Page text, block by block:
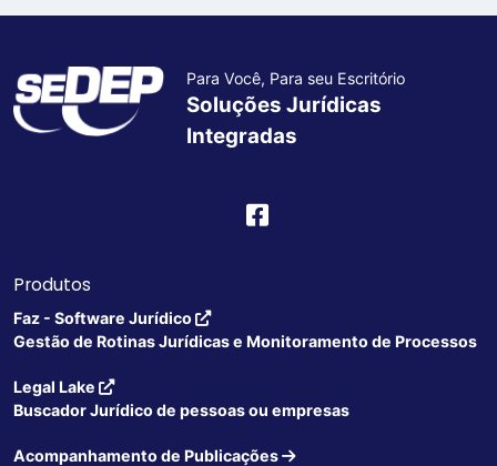
Para Você, Para seu Escritório
Soluções Jurídicas
Integradas
Produtos
Faz - Software Jurídico
Gestão de Rotinas Jurídicas e Monitoramento de Processos
Legal Lake
Buscador Jurídico de pessoas ou empresas
Acompanhamento de Publicações